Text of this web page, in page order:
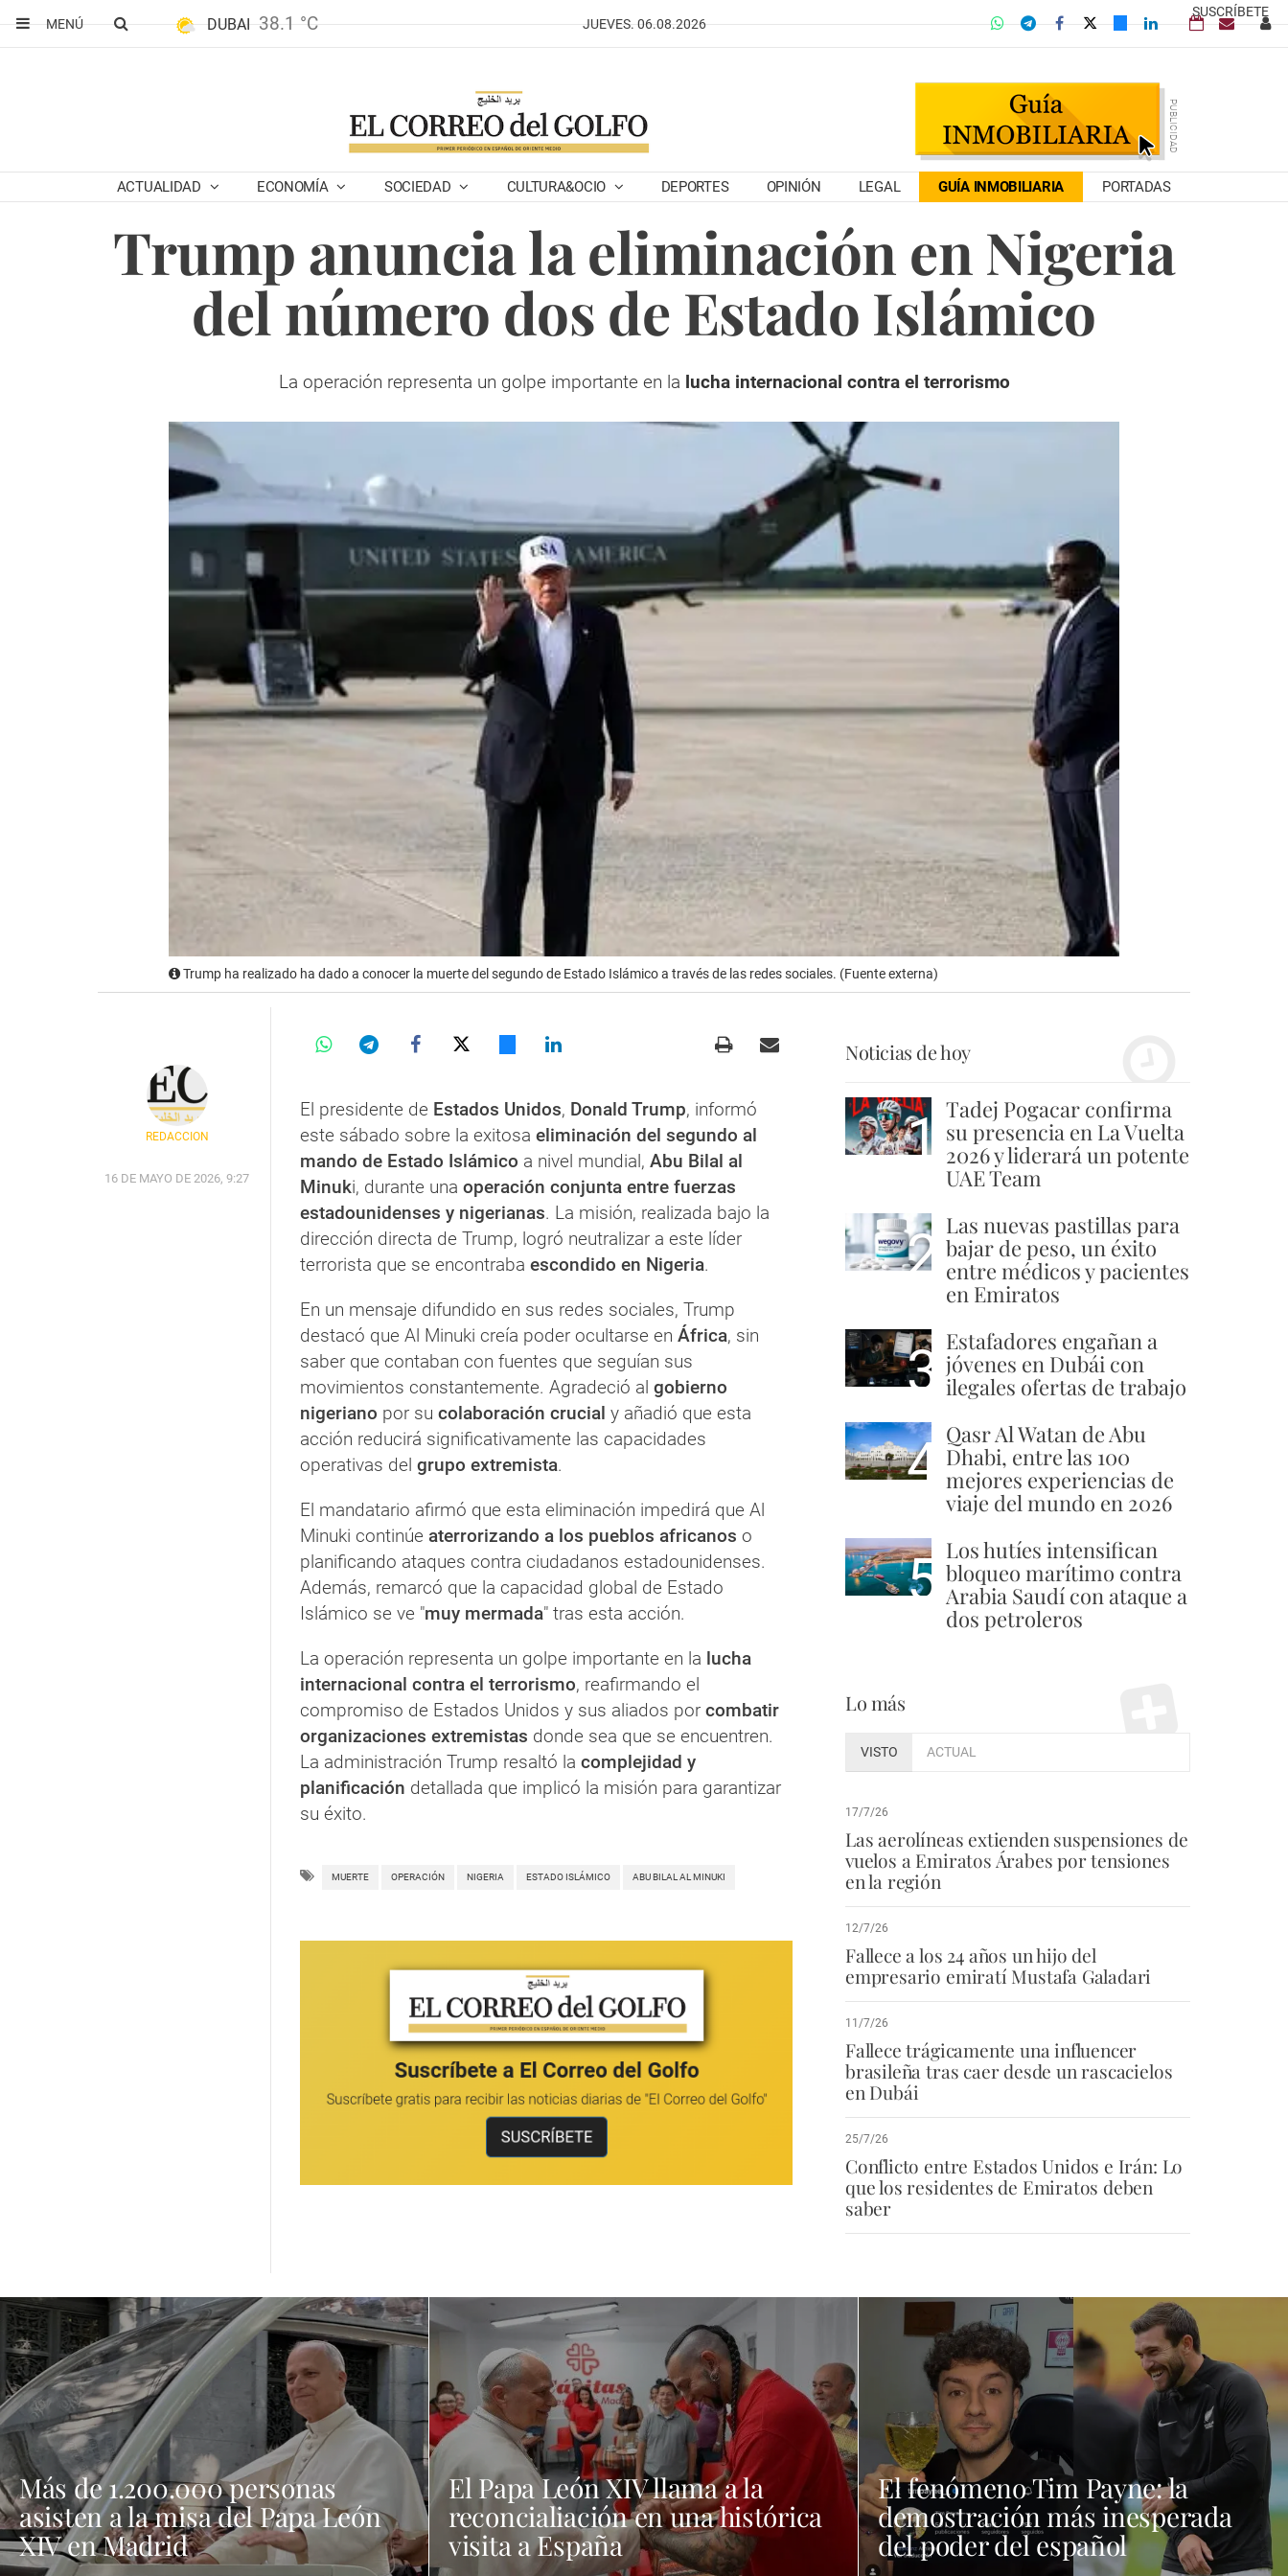
SUSCRÍBETE
MENÚ
DUBAI 38.1 °C JUEVES. 06.08.2026
ACTUALIDAD ECONOMÍA SOCIEDAD CULTURA&OCIO DEPORTES OPINIÓN LEGAL GUÍA INMOBILIARIA PORTADAS
Trump anuncia la eliminación en Nigeria
del número dos de Estado Islámico
La operación representa un golpe importante en la lucha internacional contra el terrorismo
Trump ha realizado ha dado a conocer la muerte del segundo de Estado Islámico a través de las redes sociales. (Fuente externa)
REDACCIÓN
16 DE MAYO DE 2026, 9:27
El presidente de Estados Unidos, Donald Trump, informó
este sábado sobre la exitosa eliminación del segundo al
mando de Estado Islámico a nivel mundial, Abu Bilal al
Minuki, durante una operación conjunta entre fuerzas
estadounidenses y nigerianas. La misión, realizada bajo la
dirección directa de Trump, logró neutralizar a este líder
terrorista que se encontraba escondido en Nigeria.
En un mensaje difundido en sus redes sociales, Trump
destacó que Al Minuki creía poder ocultarse en África, sin
saber que contaban con fuentes que seguían sus
movimientos constantemente. Agradeció al gobierno
nigeriano por su colaboración crucial y añadió que esta
acción reducirá significativamente las capacidades
operativas del grupo extremista.
El mandatario afirmó que esta eliminación impedirá que Al
Minuki continúe aterrorizando a los pueblos africanos o
planificando ataques contra ciudadanos estadounidenses.
Además, remarcó que la capacidad global de Estado
Islámico se ve "muy mermada" tras esta acción.
La operación representa un golpe importante en la lucha
internacional contra el terrorismo, reafirmando el
compromiso de Estados Unidos y sus aliados por combatir
organizaciones extremistas donde sea que se encuentren.
La administración Trump resaltó la complejidad y
planificación detallada que implicó la misión para garantizar
su éxito.
MUERTE OPERACIÓN NIGERIA ESTADO ISLÁMICO ABU BILAL AL MINUKI
Noticias de hoy
1 Tadej Pogacar confirma
su presencia en La Vuelta
2026 y liderará un potente
UAE Team
2 Las nuevas pastillas para
bajar de peso, un éxito
entre médicos y pacientes
en Emiratos
3 Estafadores engañan a
jóvenes en Dubái con
ilegales ofertas de trabajo
4 Qasr Al Watan de Abu
Dhabi, entre las 100
mejores experiencias de
viaje del mundo en 2026
5 Los hutíes intensifican
bloqueo marítimo contra
Arabia Saudí con ataque a
dos petroleros
Lo más
VISTO ACTUAL
17/7/26
Las aerolíneas extienden suspensiones de
vuelos a Emiratos Árabes por tensiones
en la región
12/7/26
Fallece a los 24 años un hijo del
empresario emiratí Mustafa Galadari
11/7/26
Fallece trágicamente una influencer
brasileña tras caer desde un rascacielos
en Dubái
25/7/26
Conflicto entre Estados Unidos e Irán: Lo
que los residentes de Emiratos deben
saber
Más de 1.200.000 personas
asisten a la misa del Papa León
XIV en Madrid
El Papa León XIV llama a la
reconcialiación en una histórica
visita a España
El fenómeno Tim Payne: la
demostración más inesperada
del poder del español